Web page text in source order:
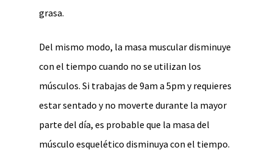
grasa.
Del mismo modo, la masa muscular disminuye
con el tiempo cuando no se utilizan los
músculos. Si trabajas de 9am a 5pm y requieres
estar sentado y no moverte durante la mayor
parte del día, es probable que la masa del
músculo esquelético disminuya con el tiempo.